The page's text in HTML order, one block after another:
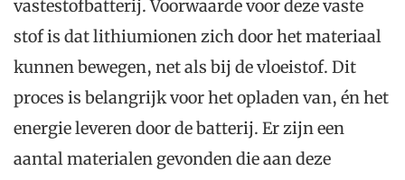
vastestofbatterij. Voorwaarde voor deze vaste
stof is dat lithiumionen zich door het materiaal
kunnen bewegen, net als bij de vloeistof. Dit
proces is belangrijk voor het opladen van, én het
energie leveren door de batterij. Er zijn een
aantal materialen gevonden die aan deze